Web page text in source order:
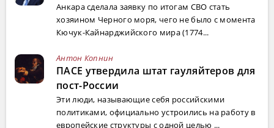
Анкара сделала заявку по итогам СВО стать
хозяином Черного моря, чего не было с момента
Кючук-Кайнарджийского мира (1774...
Антон Копнин
ПАСЕ утвердила штат гауляйтеров для
пост-России
Эти люди, называющие себя российскими
политиками, официально устроились на работу в
европейские структуры с одной целью ...